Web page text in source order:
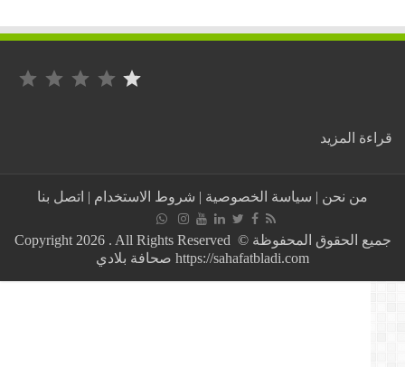
المزيد :
مسيرة
بالعاصمة
الجزائرية
من نحن| سياسة الخصوصية|شروط الاستخدام|اتصل بنا
جميع الحقوق المحفوظة © Copyright 2026 . All Rights Reserved
https://sahafatbladi.com صحافة بلادي